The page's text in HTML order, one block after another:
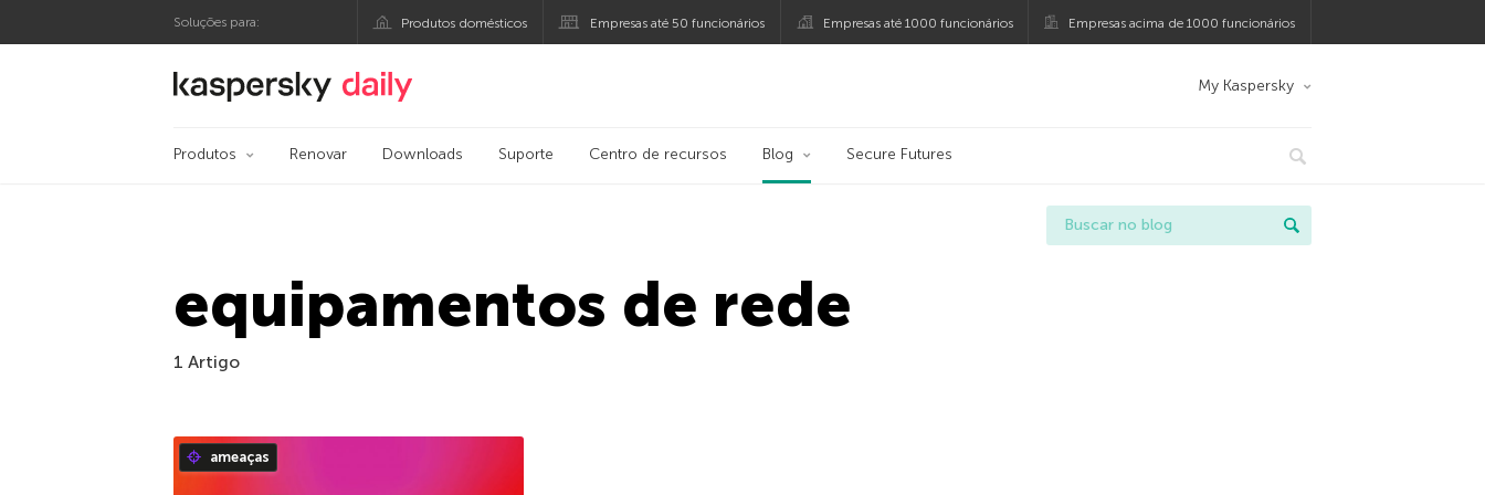
Soluções para: Produtos domésticos Empresas até 50 funcionários Empresas até 1000 funcionários Empresas acima de 1000 funcionários
Blog oficial da Kaspersky My Kaspersky
Produtos Renovar Downloads Suporte Centro de recursos Blog Secure Futures
equipamentos de rede
1 Artigo
ameaças